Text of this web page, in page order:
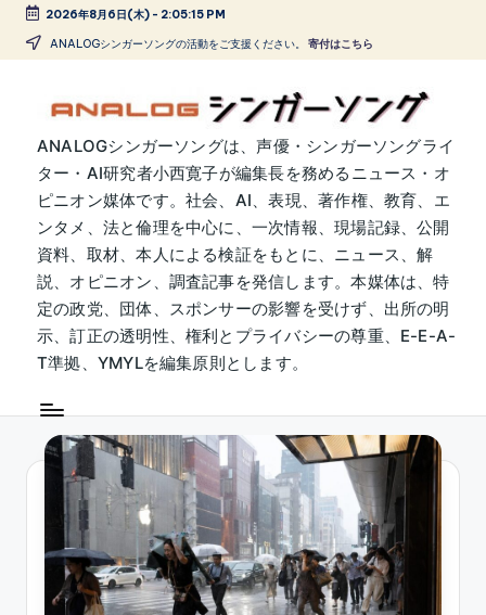
Skip
2026年8月6日(木)- 2:05:16 PM
ANALOGシンガーソングの活動をご支援ください。 寄付はこちら
A
N
A
L
O
G
シ
ン
ガ
ー
ソ
ン
グ
ANALOGシンガーソングは、声優・シンガーソングライ
ター・AI研究者小西寛子が編集長を務めるニュース・オ
ピニオン媒体です。社会、AI、表現、著作権、教育、エ
ンタメ、法と倫理を中心に、一次情報、現場記録、公開
資料、取材、本人による検証をもとに、ニュース、解
説、オピニオン、調査記事を発信します。本媒体は、特
定の政党、団体、スポンサーの影響を受けず、出所の明
示、訂正の透明性、権利とプライバシーの尊重、E-E-A-
T準拠、YMYLを編集原則とします。